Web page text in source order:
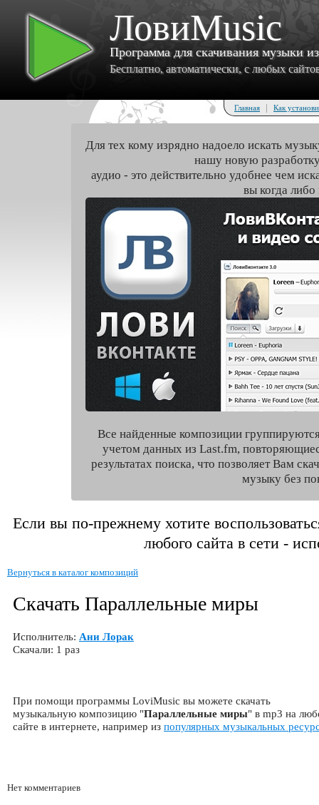
ЛовиMusic
Программа для скачивания музыки
Бесплатно, автоматически, с любых
Главная | Как
Для тех кому изрядно надоело искать
нашу новую
аудио - это действительно удобнее чем
вы когда либо
Все найденные композиции
учетом данных из Last.fm,
результатах поиска, что позволяет Вам
музыку без
Если вы по-прежнему хотите
любого сайта в сети -
Вернуться в каталог композиций
Скачать Параллельные миры
Исполнитель: Ани Лорак
Скачали: 1 раз
При помощи программы LoviMusic вы можете скачать
музыкальную композицию "Параллельные миры" в mp3 на
сайте в интернете, например из популярных музыкальных
Нет комментариев